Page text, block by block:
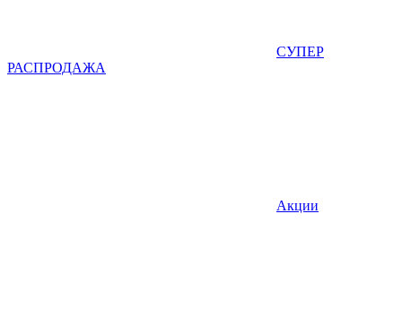
СУПЕР
РАСПРОДАЖА
Акции